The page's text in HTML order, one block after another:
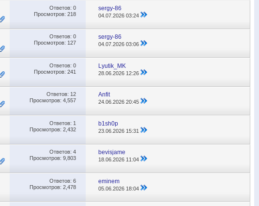
Ответов: 0
Просмотров: 218
sergy-86
04.07.202603:24
Ответов: 0
Просмотров: 127
sergy-86
04.07.202603:06
Ответов: 0
Просмотров: 241
Lyutik_MK
28.06.2026 12:26
Ответов: 12
Просмотров: 4,557
Anfit
24.06.202620:45
Ответов: 1
Просмотров: 2,432
b1sh0p
23.06.2026 15:31
Ответов: 4
Просмотров: 9,803
bevisjame
18.06.2026 11:04
Ответов: 6
Просмотров: 2,478
eminem
05.06.2026 18:04